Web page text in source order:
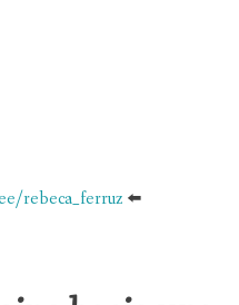
rebeca_ferruz ⬅️